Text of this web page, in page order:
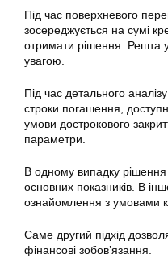
Під час поверхневого
зосереджується на сумі
отримати рішення. Решта
увагою.
Під час детального
строки погашення,
умови дострокового
параметри.
В одному випадку рішення
основних показників. В
ознайомлення з умовами
Саме другий підхід
фінансові зобов’язання.